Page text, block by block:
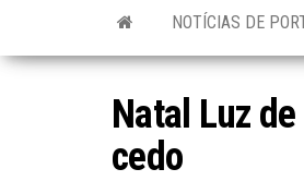
NOTÍCIAS DE
Natal Luz
cedo